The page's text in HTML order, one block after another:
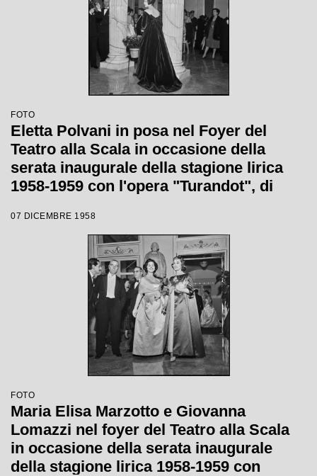
FOTO
Eletta Polvani in posa nel Foyer del
Teatro alla Scala in occasione della
serata inaugurale della stagione lirica
1958-1959 con l'opera "Turandot", di
Votto con la regia di Margherita
07 DICEMBRE 1958
FOTO
Maria Elisa Marzotto e Giovanna
Lomazzi nel foyer del Teatro alla Scala
in occasione della serata inaugurale
della stagione lirica 1958-1959 con